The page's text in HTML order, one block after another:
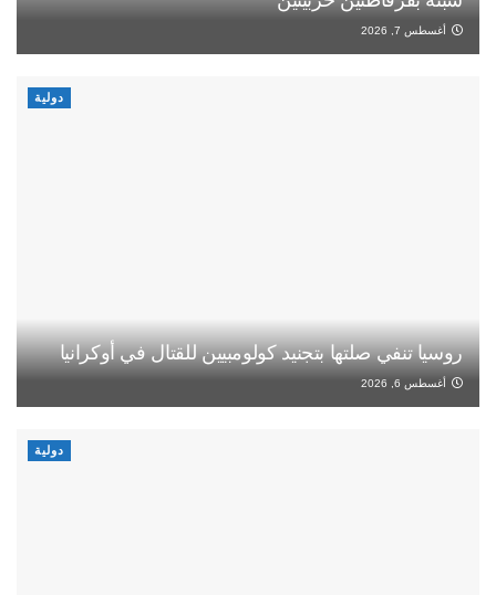
أغسطس 7, 2026
دولية
روسيا تنفي صلتها بتجنيد كولومبيين للقتال في أوكرانيا
أغسطس 6, 2026
دولية